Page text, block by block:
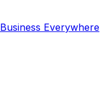
Business Everywhere